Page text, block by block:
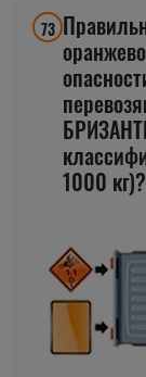
73
1000 кг)?